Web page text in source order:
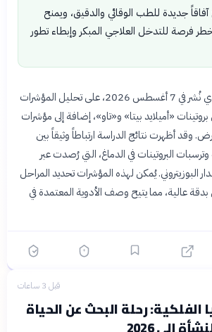
جديدة للطب الوقائي والدقيق، ويمنح
فرصة للتدخل العلاجي المبكر وإبطاء تطور
يعتمد هذا الفحص، الذي نُشر في 7 أغسطس 2026، على تحليل المؤشرات
بروتينات «أميلايد بيتا» و«تاو»، إضافة إلى مؤشرات
وقد أظهرت نتائج الدراسة ارتباطاً وثيقاً بين
البروتينات في الدماغ، التي رُصدت عبر
البوزيتروني. يُمكن لهذه المؤشرات تحديد المراحل
عالية، مما يتيح وصف الأدوية المعتمدة في
قبل 3 ساعات
الفلكية: رحلة البحث عن الحياة